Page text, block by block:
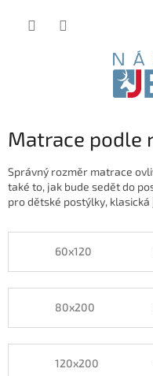
Matrace podle
Správný rozměr matrace
také to, jak bude sedět do
pro dětské postýlky,
60x120
80x200
120x200